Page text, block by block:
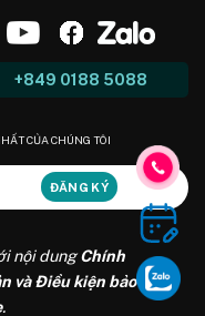
+849 0188 5088
CỦA CHÚNG TÔI
nội dungChính
và Điều kiện bảo
.